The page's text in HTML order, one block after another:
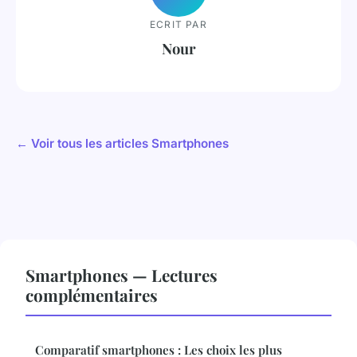
ECRIT PAR
Nour
← Voir tous les articles Smartphones
Smartphones — Lectures
complémentaires
Comparatif smartphones : Les choix les plus